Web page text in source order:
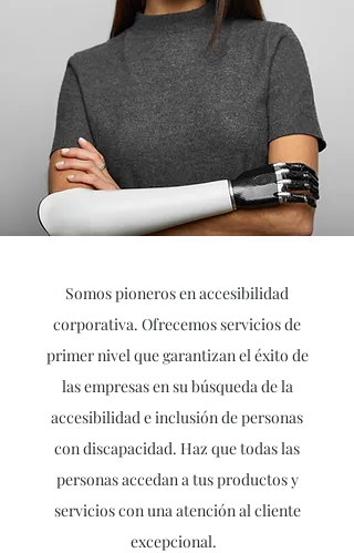
Somos pioneros en accesibilidad
corporativa. Ofrecemos servicios de
primer nivel que garantizan el éxito de
las empresas en su búsqueda de la
accesibilidad e inclusión de personas
con discapacidad. Haz que todas las
personas accedan a tus productos y
servicios con una atención al cliente
excepcional.